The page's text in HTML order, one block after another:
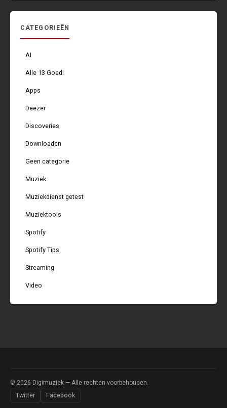
CATEGORIEËN
AI
Alle 13 Goed!
Apps
Deezer
Discoveries
Downloaden
Geen categorie
Muziek
Muziekdienst getest
Muziektools
Spotify
Spotify Tips
Streaming
Video
© 2026 Digimuziek — Alle rechten voorbehouden.
Twitter
Facebook